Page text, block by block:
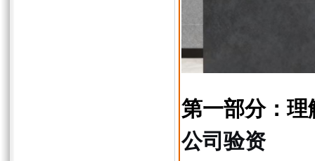
第一部分：
公司验资